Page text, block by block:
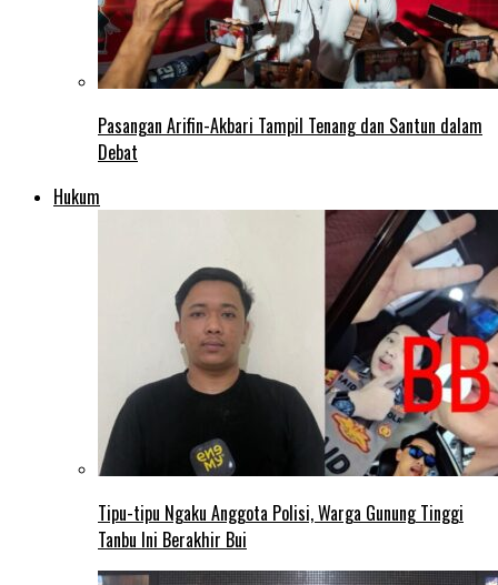
Pasangan Arifin-Akbari Tampil Tenang dan Santun dalam
Debat
Hukum
Tipu-tipu Ngaku Anggota Polisi, Warga Gunung Tinggi
Tanbu Ini Berakhir Bui